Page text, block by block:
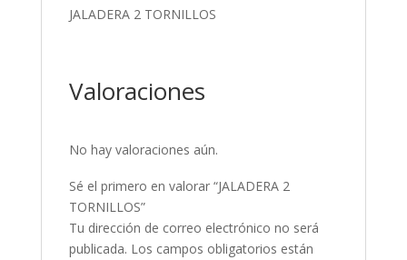
JALADERA 2 TORNILLOS
Valoraciones
No hay valoraciones aún.
Sé el primero en valorar “JALADERA 2
TORNILLOS”
Tu dirección de correo electrónico no será
publicada. Los campos obligatorios están